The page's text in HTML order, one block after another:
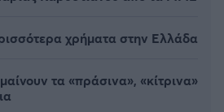
χρήματα στην Ελλάδα
τα «πράσινα», «κίτρινα»